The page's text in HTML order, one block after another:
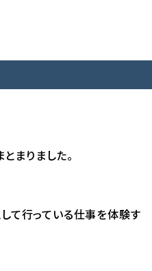
まりました。
して行っている仕事を体験す